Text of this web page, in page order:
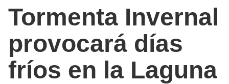
Tormenta Invernal
provocará días
fríos en la Laguna